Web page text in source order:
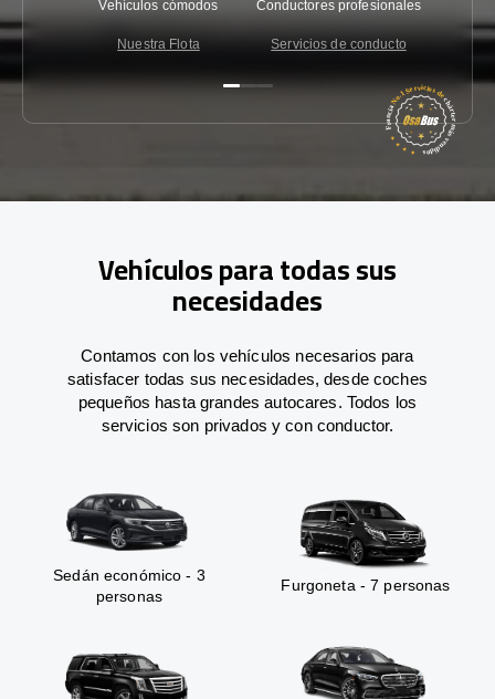
Vehículos cómodos
Nuestra Flota
Conductores profesionales
Servicios de conducto
Vehículos para todas sus
necesidades
Contamos con los vehículos necesarios para
satisfacer todas sus necesidades, desde coches
pequeños hasta grandes autocares. Todos los
servicios son privados y con conductor.
Sedán económico - 3
personas
Furgoneta - 7 personas